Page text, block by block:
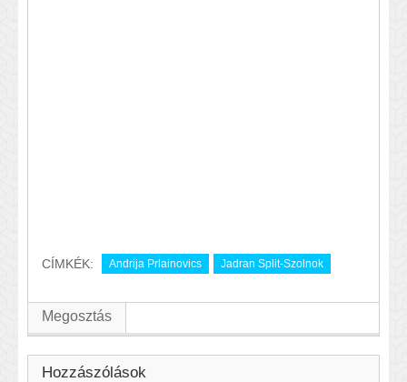
CÍMKÉK: Andrija Prlainovics Jadran Split-Szolnok
Megosztás
Hozzászólások